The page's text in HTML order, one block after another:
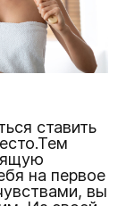
ставить
на первое
вы